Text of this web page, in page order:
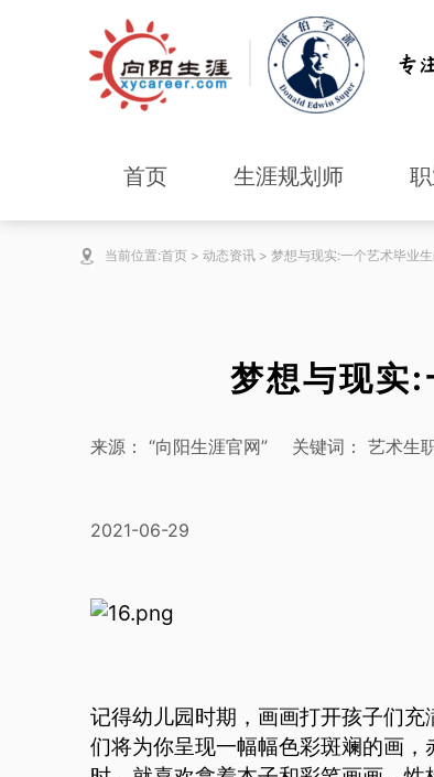
首页 生涯规划师
当前位置:首页 > 动态资讯 > 梦想与现实:一个艺术毕业
梦想与现实
来源： “向阳生涯官网” 关键词： 艺术生
2021-06-29
记得幼儿园时期，画画打开孩子们
们将为你呈现一幅幅色彩斑斓的画